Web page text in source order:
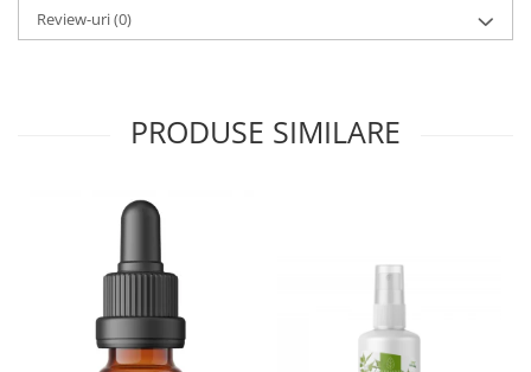
Review-uri(0)
PRODUSE SIMILARE